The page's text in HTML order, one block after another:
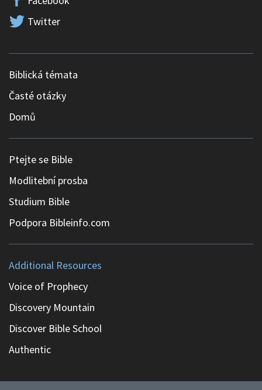
Twitter
Biblická témata
Časté otázky
Domů
Ptejte se Bible
Modlitební prosba
Studium Bible
Podpora Bibleinfo.com
Additional Resources
Voice of Prophecy
Discovery Mountain
Discover Bible School
Authentic